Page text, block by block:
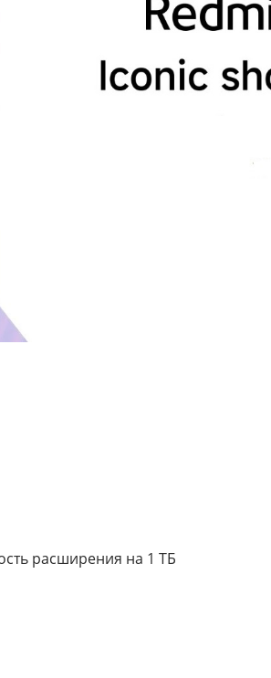
расширения на 1 ТБ